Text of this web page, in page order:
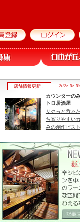
店舗情報更新！
カウンターの
トロ居酒屋
サクっと呑み
ち寄りやすい
みの創作ビスト